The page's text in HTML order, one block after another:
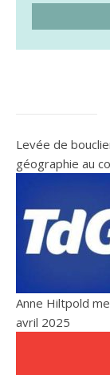
Levée de
géographie au
Anne Hiltpold
avril 2025